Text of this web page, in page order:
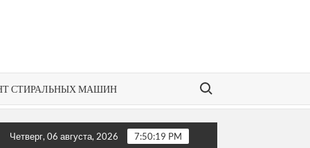
СТИРАЛЬНЫХ МАШИН
Search for:
кондиционер не регулирует температуру?
Четверг, 06 августа, 2026 7:50:19 PM